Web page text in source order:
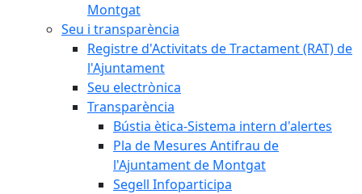
Montgat
Seu i transparència
Registre d'Activitats de Tractament (RAT) de
l'Ajuntament
Seu electrònica
Transparència
Bústia ètica-Sistema intern d'alertes
Pla de Mesures Antifrau de
l'Ajuntament de Montgat
Segell Infoparticipa